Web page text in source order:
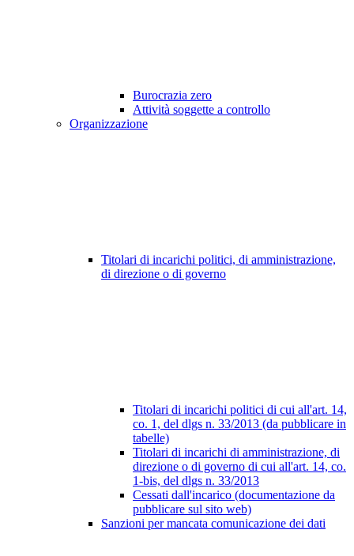
Burocrazia zero
Attività soggette a controllo
Organizzazione
Titolari di incarichi politici, di amministrazione,
di direzione o di governo
Titolari di incarichi politici di cui all'art. 14,
co. 1, del dlgs n. 33/2013 (da pubblicare in
tabelle)
Titolari di incarichi di amministrazione, di
direzione o di governo di cui all'art. 14, co.
1-bis, del dlgs n. 33/2013
Cessati dall'incarico (documentazione da
pubblicare sul sito web)
Sanzioni per mancata comunicazione dei dati